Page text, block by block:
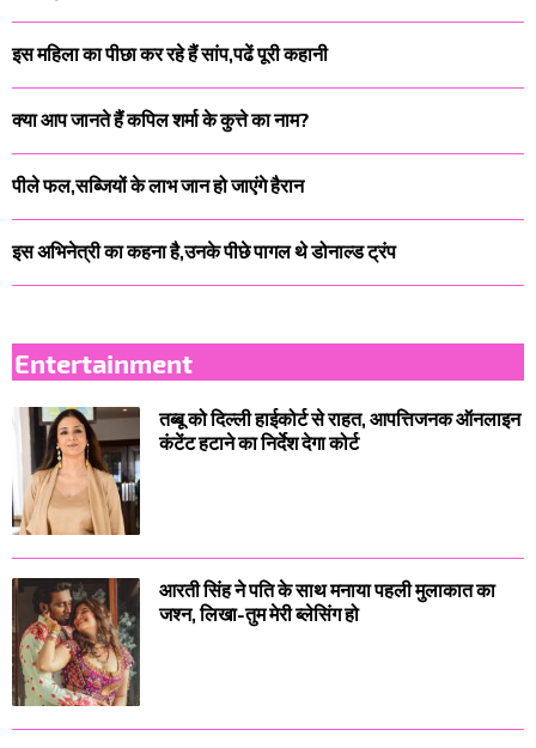
इस महिला का पीछा कर रहे हैं सांप,पढें पूरी कहानी
क्या आप जानते हैं कपिल शर्मा के कुत्ते का नाम?
पीले फल,सब्जियों के लाभ जान हो जाएंगे हैरान
इस अभिनेत्री का कहना है,उनके पीछे पागल थे डोनाल्ड ट्रंप
Entertainment
तब्बू को दिल्ली हाईकोर्ट से राहत, आपत्तिजनक ऑनलाइन
कंटेंट हटाने का निर्देश देगा कोर्ट
आरती सिंह ने पति के साथ मनाया पहली मुलाकात का
जश्न, लिखा-तुम मेरी ब्लेसिंग हो